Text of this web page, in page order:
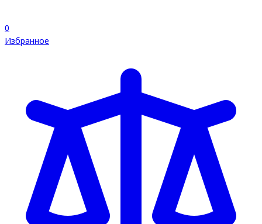
0
Избранное